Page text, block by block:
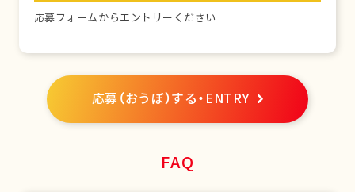
応募フォームからエントリーください
応募（おうぼ）する・ENTRY
FAQ